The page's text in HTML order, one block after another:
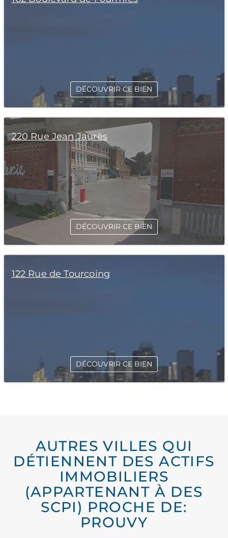
DÉCOUVRIR CE BIEN
220 Rue Jean Jaurès
DÉCOUVRIR CE BIEN
122 Rue de Tourcoing
DÉCOUVRIR CE BIEN
AUTRES VILLES QUI
DÉTIENNENT DES ACTIFS
IMMOBILIERS
(APPARTENANT À DES
SCPI) PROCHE DE:
PROUVY